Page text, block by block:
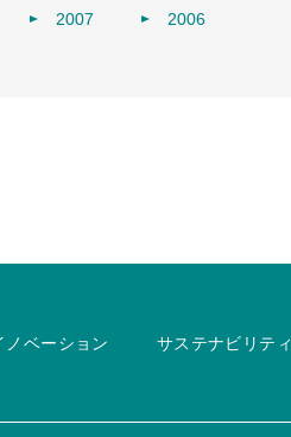
2007 2006
ノベーション サステナビリティ